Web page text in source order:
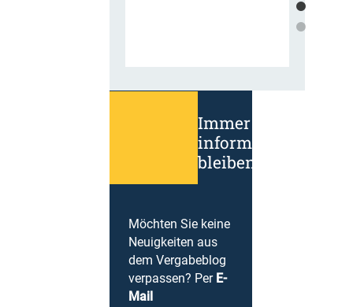
Immer
informiert
bleiben!
Möchten Sie keine
Neuigkeiten aus
dem Vergabeblog
verpassen? Per E-
Mail